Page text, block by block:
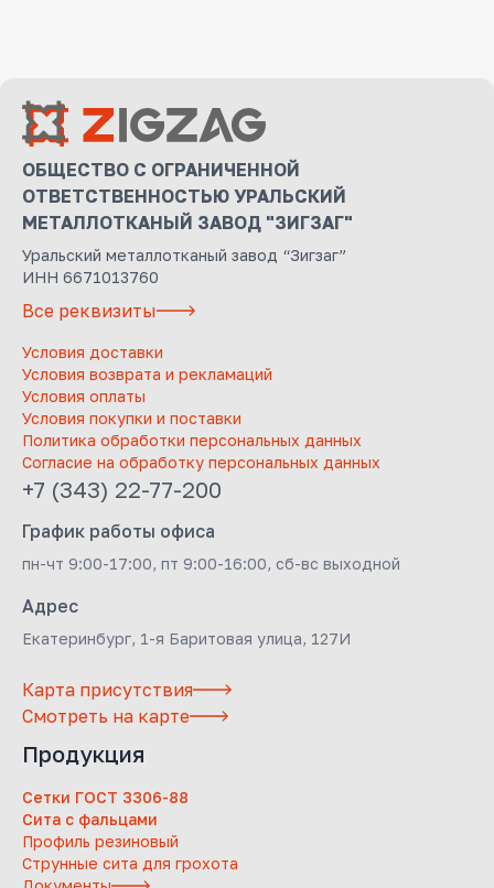
ОБЩЕСТВО С ОГРАНИЧЕННОЙ
ОТВЕТСТВЕННОСТЬЮ УРАЛЬСКИЙ
МЕТАЛЛОТКАНЫЙ ЗАВОД "ЗИГЗАГ"
Уральский металлотканый завод “Зигзаг”
ИНН 6671013760
Все реквизиты
Условия доставки
Условия возврата и рекламаций
Условия оплаты
Условия покупки и поставки
Политика обработки персональных данных
Согласие на обработку персональных данных
+7 (343) 22-77-200
График работы офиса
пн-чт 9:00-17:00, пт 9:00-16:00, сб-вс выходной
Адрес
Екатеринбург, 1-я Баритовая улица, 127И
Карта присутствия
Смотреть на карте
Продукция
Сетки ГОСТ 3306-88
Сита с фальцами
Профиль резиновый
Струнные сита для грохота